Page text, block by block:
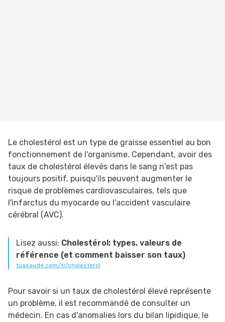
Le cholestérol est un type de graisse essentiel au bon
fonctionnement de l'organisme. Cependant, avoir des
taux de cholestérol élevés dans le sang n'est pas
toujours positif, puisqu'ils peuvent augmenter le
risque de problèmes cardiovasculaires, tels que
l'infarctus du myocarde ou l'accident vasculaire
cérébral (AVC).
Lisez aussi: Cholestérol: types, valeurs de
référence (et comment baisser son taux)
tuasaude.com/fr/cholesterol
Pour savoir si un taux de cholestérol élevé représente
un problème, il est recommandé de consulter un
médecin. En cas d'anomalies lors du bilan lipidique, le